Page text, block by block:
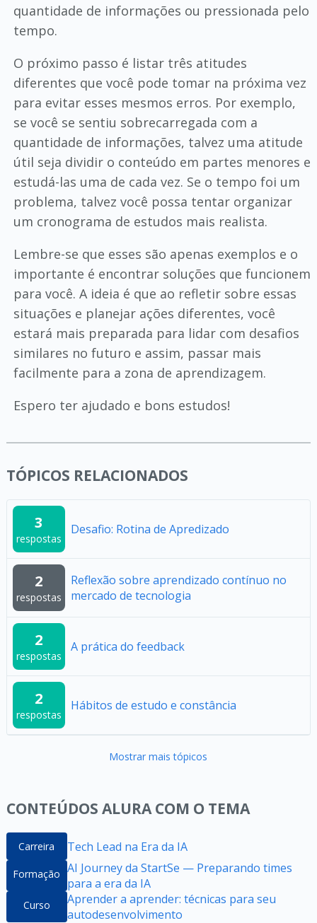
quantidade de informações ou pressionada pelo
tempo.
O próximo passo é listar três atitudes
diferentes que você pode tomar na próxima vez
para evitar esses mesmos erros. Por exemplo,
se você se sentiu sobrecarregada com a
quantidade de informações, talvez uma atitude
útil seja dividir o conteúdo em partes menores e
estudá-las uma de cada vez. Se o tempo foi um
problema, talvez você possa tentar organizar
um cronograma de estudos mais realista.
Lembre-se que esses são apenas exemplos e o
importante é encontrar soluções que funcionem
para você. A ideia é que ao refletir sobre essas
situações e planejar ações diferentes, você
estará mais preparada para lidar com desafios
similares no futuro e assim, passar mais
facilmente para a zona de aprendizagem.
Espero ter ajudado e bons estudos!
TÓPICOS RELACIONADOS
3
respostas
Desafio: Rotina de Apredizado
2
respostas
Reflexão sobre aprendizado contínuo no
mercado de tecnologia
2
respostas
A prática do feedback
2
respostas
Hábitos de estudo e constância
Mostrar mais tópicos
CONTEÚDOS ALURA COM O TEMA
Carreira Tech Lead na Era da IA
Formação AI Journey da StartSe — Preparando times
para a era da IA
Curso
Aprender a aprender: técnicas para seu
autodesenvolvimento